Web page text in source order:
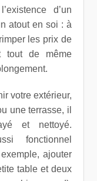
d’un
atout en soi : à
les prix de
de même
votre extérieur,
une terrasse, il
et nettoyé.
fonctionnel
ajouter
table et deux